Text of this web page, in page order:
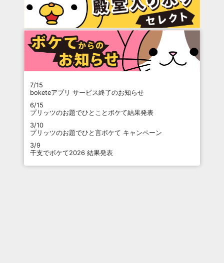
7/15
boketeアプリ サービス終了のお知らせ
6/15
プリッツのお題でひとことボケて結果発表
3/10
プリッツのお題でひと言ボケて キャンペーン
3/9
干支でボケて2026 結果発表